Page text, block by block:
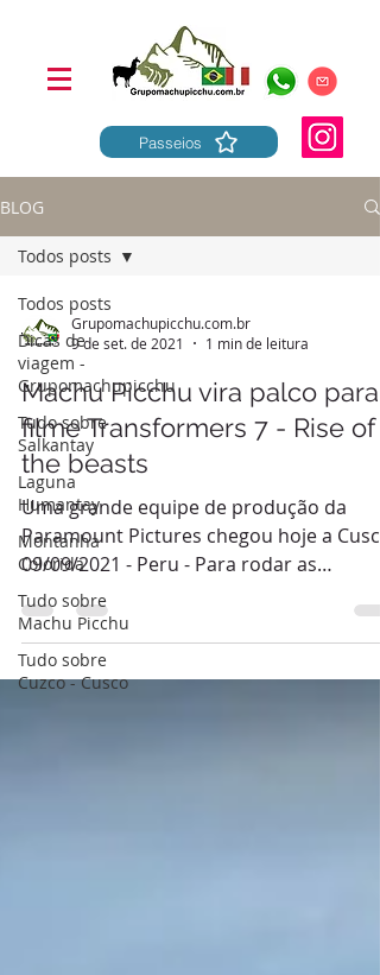
Passeios
BLOG
Todos posts
Dicas de
viagem -
Grupomachupicchu
Tudo sobre
Salkantay
Laguna
Humantay
Montanha
Colorida
Tudo sobre
Machu Picchu
Tudo sobre
Cuzco - Cusco
Todos posts
Grupomachupicchu.com.br
9 de set. de 2021
1 min de leitura
Machu Picchu vira palco para
filme Transformers 7 - Rise of
the beasts
Uma grande equipe de produção da
Paramount Pictures chegou hoje a Cusco
09/09/2021 - Peru - Para rodar as
primeiras cenas do filme...